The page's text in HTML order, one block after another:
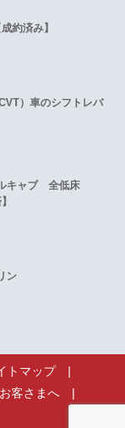
約済み】
）車のシフトレバ
キャブ 全低床
ン
トマップ|
客さまへ